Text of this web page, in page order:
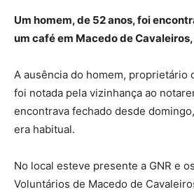
Um homem, de 52 anos, foi
um café em Macedo de
A ausência do homem, proprietário
foi notada pela vizinhança ao
encontrava fechado desde
era habitual.
No local esteve presente a GNR e
Voluntários de Macedo de